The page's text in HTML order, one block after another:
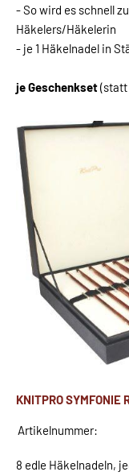
- So wird es schnell
Häkelers/Häkelerin
- je 1 Häkelnadel in
je Geschenkset(statt
KNITPRO SYMFONIE
Artikelnummer:
8 edle Häkelnadeln,